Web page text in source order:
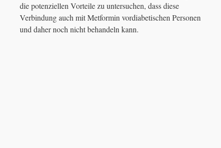
die potenziellen Vorteile zu untersuchen, dass diese
Verbindung auch mit Metformin vordiabetischen Personen
und daher noch nicht behandeln kann.